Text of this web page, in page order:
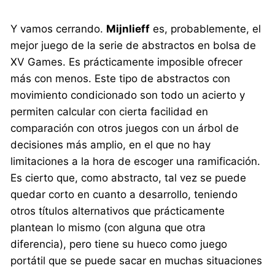
Y vamos cerrando. Mijnlieff es, probablemente, el
mejor juego de la serie de abstractos en bolsa de
XV Games. Es prácticamente imposible ofrecer
más con menos. Este tipo de abstractos con
movimiento condicionado son todo un acierto y
permiten calcular con cierta facilidad en
comparación con otros juegos con un árbol de
decisiones más amplio, en el que no hay
limitaciones a la hora de escoger una ramificación.
Es cierto que, como abstracto, tal vez se puede
quedar corto en cuanto a desarrollo, teniendo
otros títulos alternativos que prácticamente
plantean lo mismo (con alguna que otra
diferencia), pero tiene su hueco como juego
portátil que se puede sacar en muchas situaciones